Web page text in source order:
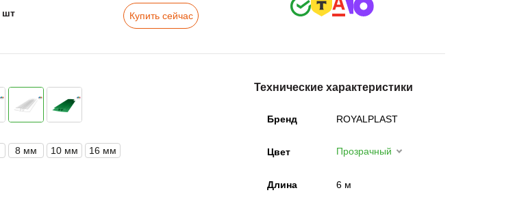
шт Купить сейчас
8 мм 10 мм 16 мм
Технические характеристики
Бренд ROYALPLAST
Цвет Прозрачный
Длина 6 м